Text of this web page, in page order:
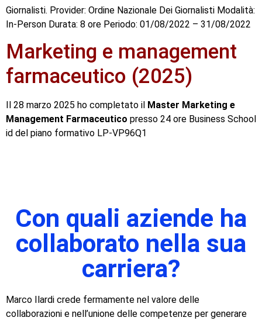
Giornalisti. Provider: Ordine Nazionale Dei Giornalisti Modalità:
In-Person Durata: 8 ore Periodo: 01/08/2022 – 31/08/2022
Marketing e management
farmaceutico (2025)
Il 28 marzo 2025 ho completato il Master Marketing e
Management Farmaceutico presso 24 ore Business School
id del piano formativo LP-VP96Q1
Con quali aziende ha
collaborato nella sua
carriera?
Marco Ilardi crede fermamente nel valore delle
collaborazioni e nell’unione delle competenze per generare